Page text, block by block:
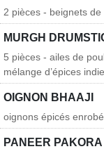
2 pièces - beignets
MURGH
5 pièces - ailes de
mélange d’épices
OIGNON BHAAJI
oignons épicés
PANEER PAKORA